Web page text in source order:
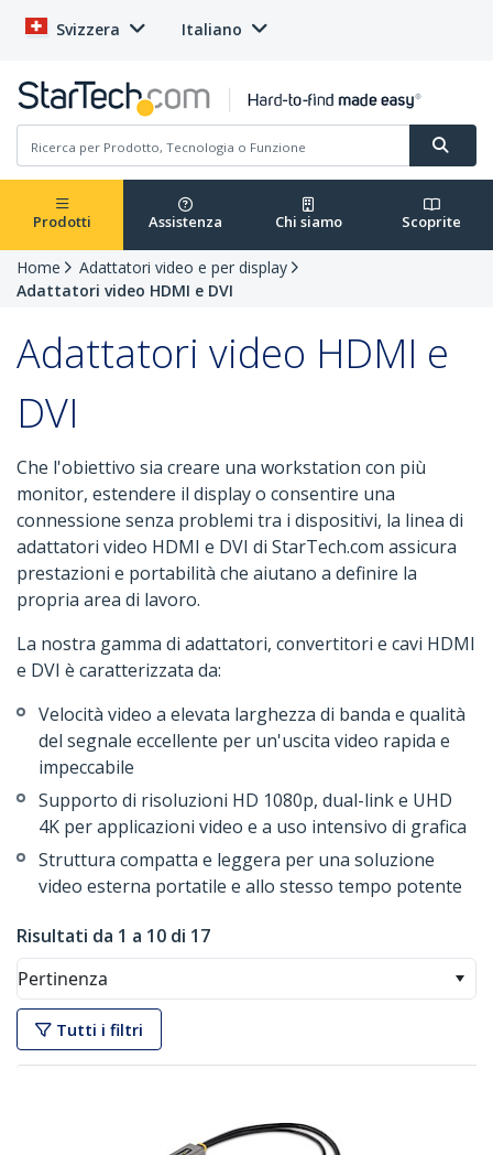
Svizzera Italiano
Prodotti Assistenza Chi siamo Scoprite
Home
Adattatori video e per display
Adattatori video HDMI e DVI
Adattatori video HDMI e
DVI
Che l'obiettivo sia creare una workstation con più
monitor, estendere il display o consentire una
connessione senza problemi tra i dispositivi, la linea di
adattatori video HDMI e DVI di StarTech.com assicura
prestazioni e portabilità che aiutano a definire la
propria area di lavoro.
La nostra gamma di adattatori, convertitori e cavi HDMI
e DVI è caratterizzata da:
Velocità video a elevata larghezza di banda e qualità
del segnale eccellente per un'uscita video rapida e
impeccabile
Supporto di risoluzioni HD 1080p, dual-link e UHD
4K per applicazioni video e a uso intensivo di grafica
Struttura compatta e leggera per una soluzione
video esterna portatile e allo stesso tempo potente
Risultati da 1 a 10 di 17
Pertinenza
Tutti i filtri